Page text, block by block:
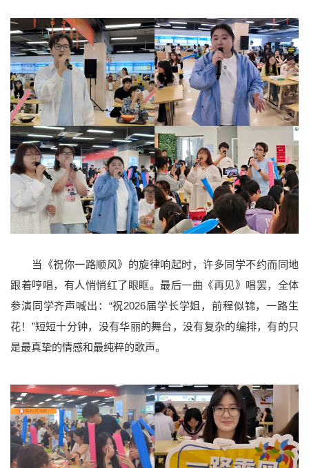
当《祝你一路顺风》的旋律响起时，许多同学不约而同地
跟着哼唱，有人悄悄红了眼眶。最后一曲《再见》唱罢，全体
参演同学齐声喊出：“祝2026届学长学姐，前程似锦，一路生
花！”短短十分钟，没有华丽的舞台，没有复杂的编排，有的只
是最真挚的情感和最纯粹的歌声。